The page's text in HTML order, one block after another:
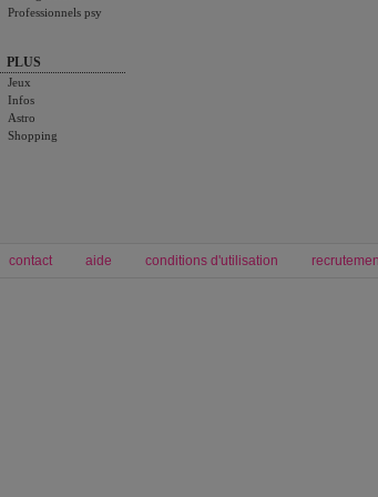
Professionnels psy
PLUS
Jeux
Infos
Astro
Shopping
contact aide conditions d'utilisation